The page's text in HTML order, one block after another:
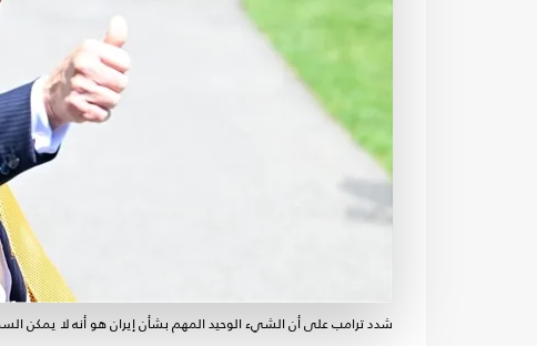
شدد ترامب على أن الشيء الوحيد المهم بشأن إيران هو أنه لا يمكن